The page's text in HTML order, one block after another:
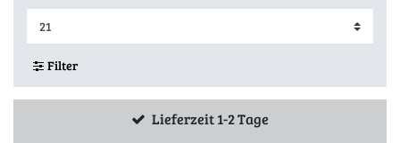
Filter
Lieferzeit 1-2 Tage